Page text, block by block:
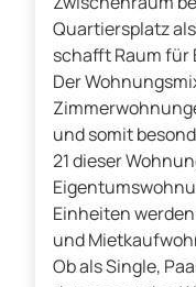
Quartiersplatz
schafft Raum für
Der
und somit
21 dieser
Einheiten
und
Ob als Single,